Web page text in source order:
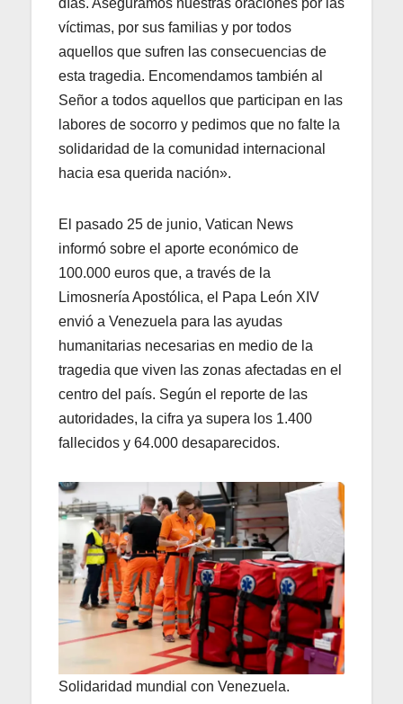
días. Aseguramos nuestras oraciones por las
víctimas, por sus familias y por todos
aquellos que sufren las consecuencias de
esta tragedia. Encomendamos también al
Señor a todos aquellos que participan en las
labores de socorro y pedimos que no falte la
solidaridad de la comunidad internacional
hacia esa querida nación».
El pasado 25 de junio, Vatican News
informó sobre el aporte económico de
100.000 euros que, a través de la
Limosnería Apostólica, el Papa León XIV
envió a Venezuela para las ayudas
humanitarias necesarias en medio de la
tragedia que viven las zonas afectadas en el
centro del país. Según el reporte de las
autoridades, la cifra ya supera los 1.400
fallecidos y 64.000 desaparecidos.
Solidaridad mundial con Venezuela.